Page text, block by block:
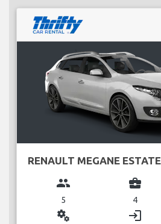
RENAULT MEGANE ESTATE
group
5
business_center
4
miscellaneous_services login